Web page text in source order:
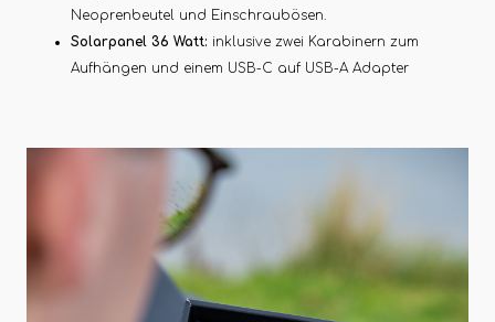
Neoprenbeutel und Einschraubösen.
Solarpanel 36 Watt: inklusive zwei Karabinern zum
Aufhängen und einem USB-C auf USB-A Adapter